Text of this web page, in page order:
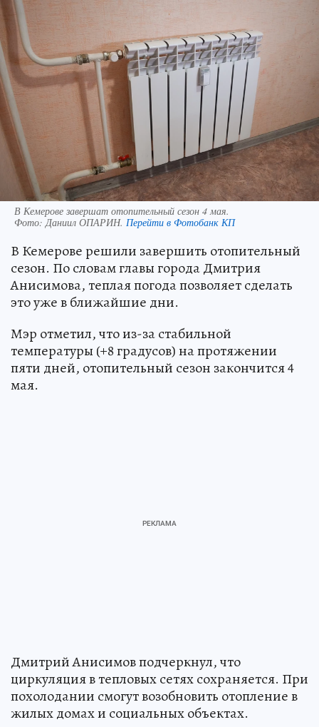
В Кемерове завершат отопительный сезон 4 мая.
Фото: Даниил ОПАРИН. Перейти в Фотобанк КП
В Кемерове решили завершить отопительный
сезон. По словам главы города Дмитрия
Анисимова, теплая погода позволяет сделать
это уже в ближайшие дни.
Мэр отметил, что из-за стабильной
температуры (+8 градусов) на протяжении
пяти дней, отопительный сезон закончится 4
мая.
Дмитрий Анисимов подчеркнул, что
циркуляция в тепловых сетях сохраняется. При
похолодании смогут возобновить отопление в
жилых домах и социальных объектах.